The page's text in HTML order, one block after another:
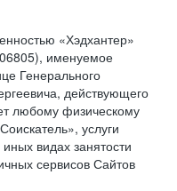
«Хэдхантер»
именуемое
Генерального
действующего
любому физическому
услуги
видах занятости
сервисов Сайтов